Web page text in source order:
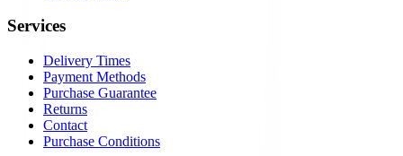
Services
Delivery Times
Payment Methods
Purchase Guarantee
Returns
Contact
Purchase Conditions